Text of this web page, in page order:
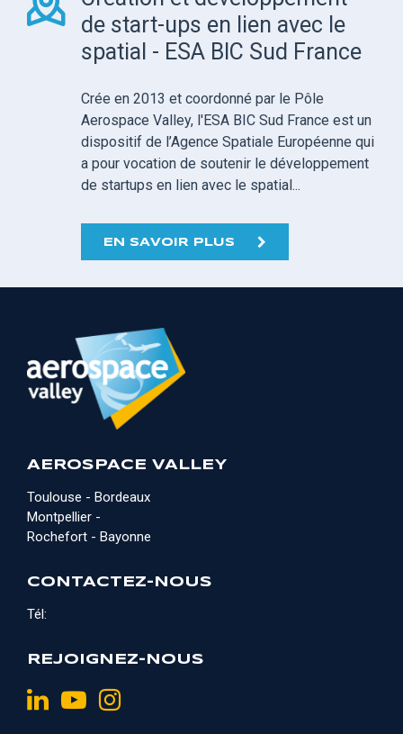
de start-ups en lien avec le
spatial - ESA BIC Sud France
Crée en 2013 et coordonné par le Pôle
Aerospace Valley, l'ESA BIC Sud France est un
dispositif de l’Agence Spatiale Européenne qui
a pour vocation de soutenir le développement
de startups en lien avec le spatial...
EN SAVOIR PLUS
AEROSPACE VALLEY
Toulouse - Bordeaux
Montpellier -
Rochefort - Bayonne
CONTACTEZ-NOUS
Tél:
REJOIGNEZ-NOUS